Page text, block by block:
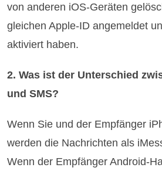
von anderen iOS-Geräten
gleichen Apple-ID angemeldet
aktiviert haben.
2. Was ist der Unterschied
und SMS?
Wenn Sie und der Empfänger
werden die Nachrichten als
Wenn der Empfänger Android-